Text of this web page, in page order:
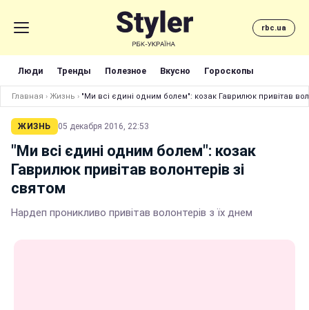
rbc.ua
Люди Тренды Полезное Вкусно Гороскопы
Главная › Жизнь › "Ми всі єдині одним болем": козак Гаврилюк привітав
ЖИЗНЬ 05 декабря 2016, 22:53
"Ми всі єдині одним болем": козак
Гаврилюк привітав волонтерів зі
святом
Нардеп проникливо привітав волонтерів з їх днем